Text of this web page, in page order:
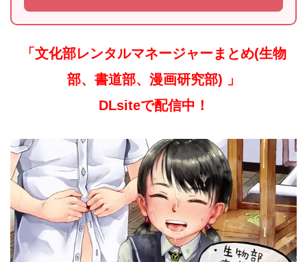
「文化部レンタルマネージャーまとめ(生物
部、書道部、漫画研究部) 」
DLsiteで配信中！